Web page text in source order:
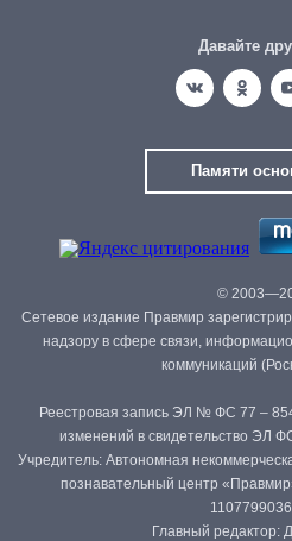
Давайте
Памяти
©
Сетевое издание Правмир
надзору в сфере связи,
коммуникаций
Реестровая запись ЭЛ № ФС 77 –
изменений в свидетельство ЭЛ
Учредитель: Автономная
познавательный центр
Главный редактор: